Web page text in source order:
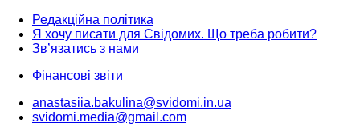
Редакційна політика
Я хочу писати для Свідомих. Що треба робити?
Зв’язатись з нами
Фінансові звіти
anastasiia.bakulina@svidomi.in.ua
svidomi.media@gmail.com